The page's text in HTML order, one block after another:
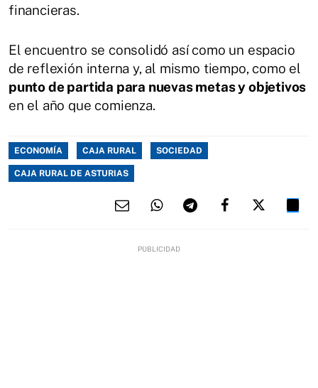
financieras.
El encuentro se consolidó así como un espacio
de reflexión interna y, al mismo tiempo, como el
punto de partida para nuevas metas y objetivos
en el año que comienza.
ECONOMÍA CAJA RURAL SOCIEDAD
CAJA RURAL DE ASTURIAS